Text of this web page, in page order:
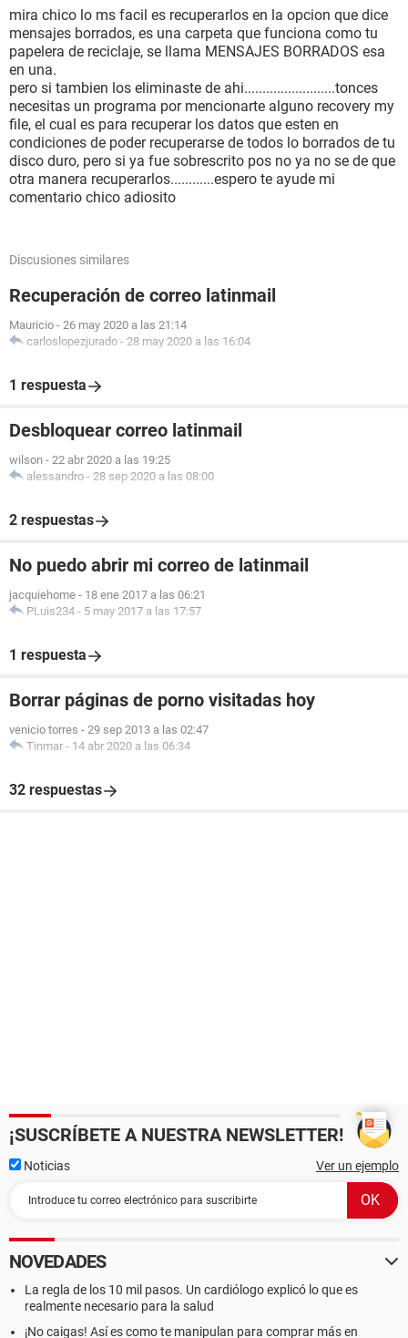
mira chico lo ms facil es recuperarlos en la opcion que dice
mensajes borrados, es una carpeta que funciona como tu
papelera de reciclaje, se llama MENSAJES BORRADOS esa
en una.
pero si tambien los eliminaste de ahi.........................tonces
necesitas un programa por mencionarte alguno recovery my
file, el cual es para recuperar los datos que esten en
condiciones de poder recuperarse de todos lo borrados de tu
disco duro, pero si ya fue sobrescrito pos no ya no se de que
otra manera recuperarlos............espero te ayude mi
comentario chico adiosito
Discusiones similares
Recuperación de correo latinmail
Mauricio - 26 may 2020 a las 21:14
carloslopezjurado - 28 may 2020 a las 16:04
1 respuesta
Desbloquear correo latinmail
wilson - 22 abr 2020 a las 19:25
alessandro - 28 sep 2020 a las 08:00
2 respuestas
No puedo abrir mi correo de latinmail
jacquiehome - 18 ene 2017 a las 06:21
PLuis234 - 5 may 2017 a las 17:57
1 respuesta
Borrar páginas de porno visitadas hoy
venicio torres - 29 sep 2013 a las 02:47
Tinmar - 14 abr 2020 a las 06:34
32 respuestas
¡SUSCRÍBETE A NUESTRA NEWSLETTER!
Noticias Ver un ejemplo
NOVEDADES
La regla de los 10 mil pasos. Un cardiólogo explicó lo que es
realmente necesario para la salud
¡No caigas! Así es como te manipulan para comprar más en